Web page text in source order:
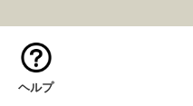
ヘルプ